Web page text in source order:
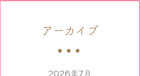
アーカイブ
2026年7月